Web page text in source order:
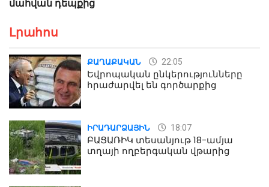
մահվան դեպքից
Լրահոս
ՔԱՂԱՔԱԿԱՆ 22:05
Եվրոպական ընկերությունները
հրաժարվել են գործարքից
ԻՐԱԴԱՐՁԱՅԻՆ 18:07
ԲԱՑԱՌԻԿ տեսանյութ 18-ամյա
տղայի ողբերգական վթարից